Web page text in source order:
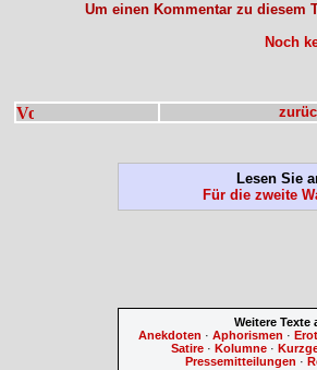
Um einen Kommentar zu diesem
Noch
Lesen Sie
Für die zweite
Weitere
Anekdoten ·Aphorismen ·
Satire ·Kolumne ·
Pressemitteilungen ·